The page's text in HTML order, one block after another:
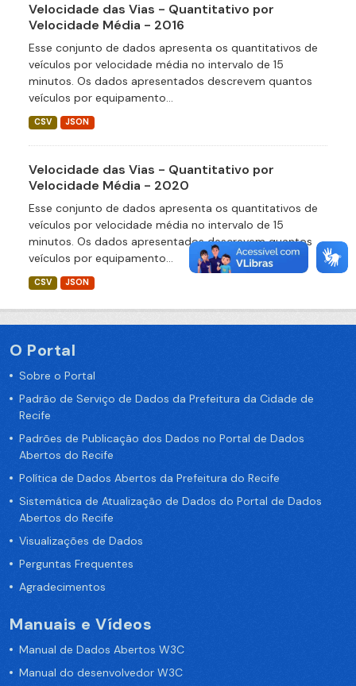
Velocidade das Vias - Quantitativo por
Velocidade Média - 2016
Esse conjunto de dados apresenta os quantitativos de
veículos por velocidade média no intervalo de 15
minutos. Os dados apresentados descrevem quantos
veículos por equipamento...
CSV JSON
Velocidade das Vias - Quantitativo por
Velocidade Média - 2020
Esse conjunto de dados apresenta os quantitativos de
veículos por velocidade média no intervalo de 15
minutos. Os dados apresentados descrevem quantos
veículos por equipamento...
CSV JSON
O Portal
Sobre o Portal
Padrão de Serviço de Dados da Prefeitura da Cidade de
Recife
Padrões de Publicação dos Dados no Portal de Dados
Abertos do Recife
Política de Dados Abertos da Prefeitura do Recife
Sistemática de Atualização de Dados do Portal de Dados
Abertos do Recife
Visualizações de Dados
Perguntas Frequentes
Agradecimentos
Manuais e Vídeos
Manual de Dados Abertos W3C
Manual do desenvolvedor W3C